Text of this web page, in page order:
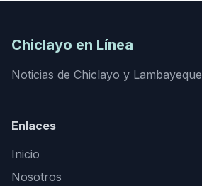
Chiclayo en Línea
Noticias de Chiclayo y Lambayeque
Enlaces
Inicio
Nosotros